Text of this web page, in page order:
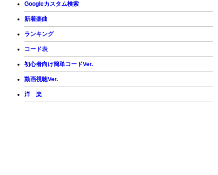
Googleカスタム検索
新着楽曲
ランキング
コード表
初心者向け簡単コードVer.
動画視聴Ver.
洋 楽